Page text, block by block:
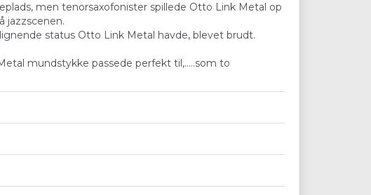
men tenorsaxofonister spillede Otto Link Metal op
jazzscenen.
status Otto Link Metal havde, blevet brudt.
mundstykke passede perfekt til,.....som to